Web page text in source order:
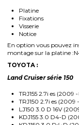
Platine
Fixations
Visserie
Notice
En option vous pouvez
montage sur la platine
TOYOTA :
Land Cruiser série 150
TRJ155 2.7i es (2009
TRJ150 2.7i es (2009
LJ150 3.0 D 16V
KDJ155 3.0 D4-D